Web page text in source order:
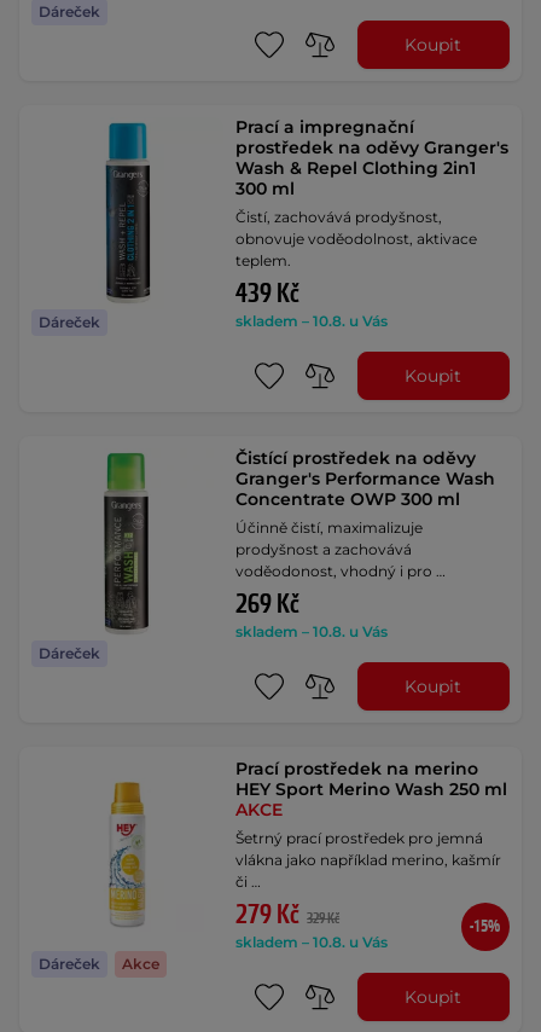
Dáreček
Koupit
Dáreček
Prací a impregnační
prostředek na oděvy Granger's
Wash & Repel Clothing 2in1
300 ml
Čistí, zachovává prodyšnost,
obnovuje voděodolnost, aktivace
teplem.
439 Kč
skladem – 10.8. u Vás
Koupit
Dáreček
Čistící prostředek na oděvy
Granger's Performance Wash
Concentrate OWP 300 ml
Účinně čistí, maximalizuje
prodyšnost a zachovává
voděodonost, vhodný i pro …
269 Kč
skladem – 10.8. u Vás
Koupit
Dáreček Akce
Prací prostředek na merino
HEY Sport Merino Wash 250 ml
AKCE
Šetrný prací prostředek pro jemná
vlákna jako například merino, kašmír
či …
279 Kč 329 Kč
skladem – 10.8. u Vás
-15%
Koupit